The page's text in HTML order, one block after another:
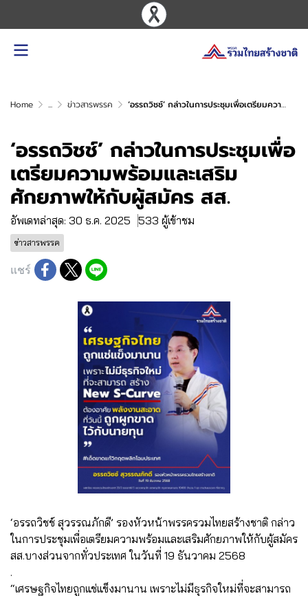
Home ... ข่าวสารพรรค ‘อรรถวิชช์’ กล่าวในการประชุมเพื่อเตรียมความพร้อมและเสริมศักยภาพให้กับผู้สมัคร สส.
‘อรรถวิชช์’ กล่าวในการประชุมเพื่อ
เตรียมความพร้อมและเสริม
ศักยภาพให้กับผู้สมัคร สส.
อัพเดทล่าสุด: 30 ธ.ค. 2025 533 ผู้เข้าชม
ข่าวสารพรรค
แชร์
‘อรรถวิชช์ สุวรรณภักดี’ รองหัวหน้าพรรครวมไทยสร้างชาติ กล่าว
ในการประชุมเพื่อเตรียมความพร้อมและเสริมศักยภาพให้กับผู้สมัคร
สส.บางส่วนจากทั่วประเทศ ในวันที่ 19 ธันวาคม 2568
.
“เศรษฐกิจไทยถูกแช่แข็งมานาน เพราะไม่มีธุรกิจใหม่ที่จะสามารถ